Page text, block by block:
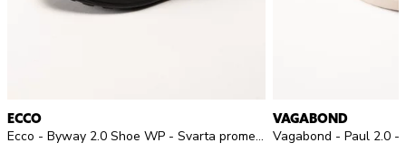
ECCO
Ecco - Byway 2.0 Shoe WP - Svarta promenadskor i oljat skinn
VAGABOND